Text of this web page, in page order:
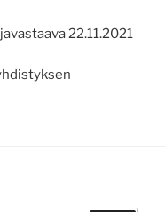
22.11.2021